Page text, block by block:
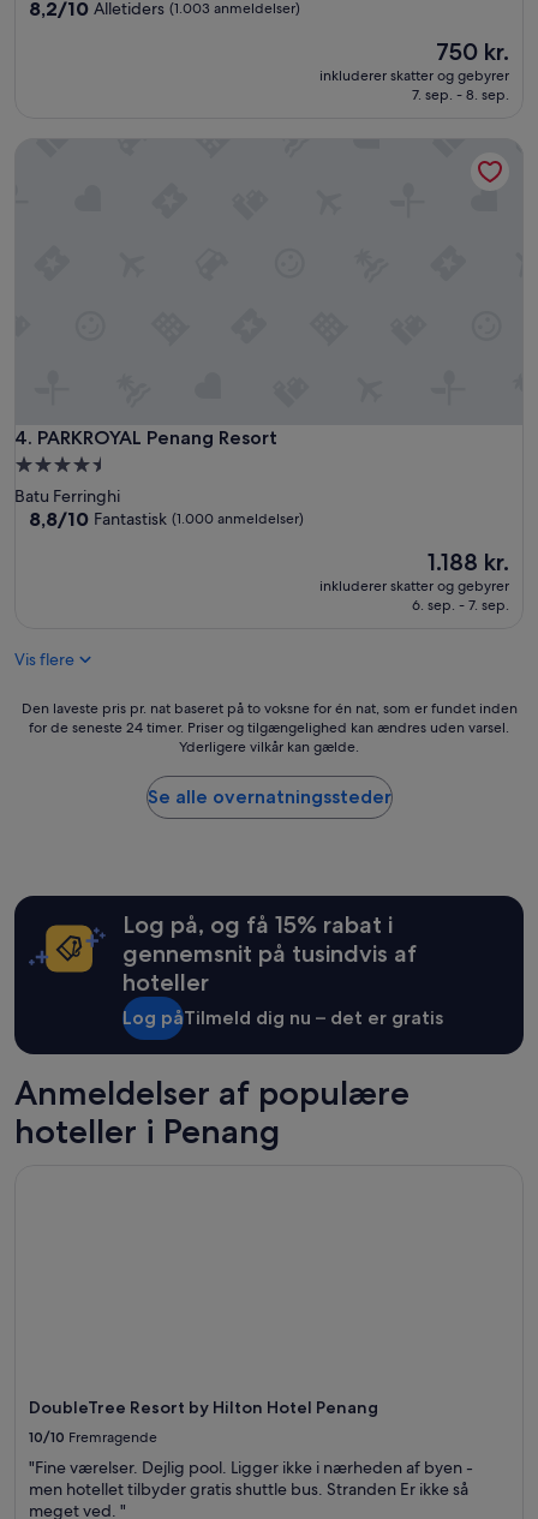
overnatningssted
8.2
anmeldelser)
8,2/10 Alletiders (1.003 anmeldelser)
Prisen
er
750 kr.
750 kr.
inkluderer skatter og gebyrer
7. sep. - 8. sep.
4. PARKROYAL Penang Resort
PARKROYAL Penang Resort
4.5-
stjernet
overnatningssted
Batu Ferringhi
8.8
8,8/10 Fantastisk (1.000 anmeldelser)
Prisen
1.188 kr.
1.188 kr.
inkluderer skatter og gebyrer
6. sep. - 7. sep.
Vis flere
Den
laveste
for
som
for
seneste
24
timer.
Den laveste pris pr. nat baseret på to voksne for én nat, som er fundet inden
for de seneste 24 timer. Priser og tilgængelighed kan ændres uden varsel.
Yderligere vilkår kan gælde.
Se alle overnatningssteder
Log på, og få 15% rabat i
gennemsnit på tusindvis af
hoteller
Log påTilmeld dig nu – det er gratis
Anmeldelser af populære
hoteller i Penang
DoubleTree Resort by Hilton Hotel Penang
10/10 Fremragende
"Fine værelser. Dejlig pool. Ligger ikke i nærheden af byen -
men hotellet tilbyder gratis shuttle bus. Stranden Er ikke så
meget ved. "